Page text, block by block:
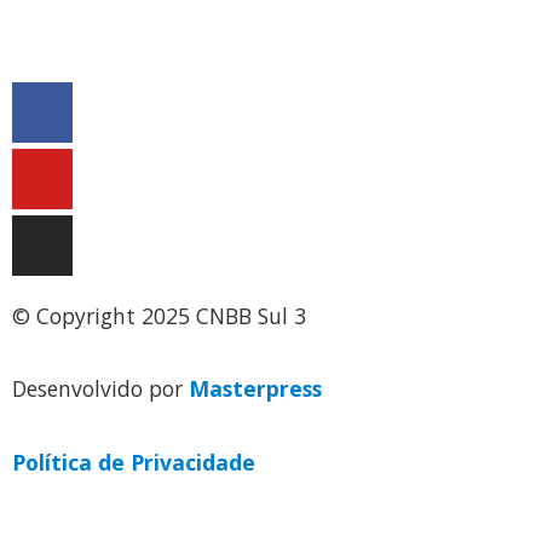
© Copyright 2025 CNBB Sul 3
Desenvolvido por Masterpress
Política de Privacidade